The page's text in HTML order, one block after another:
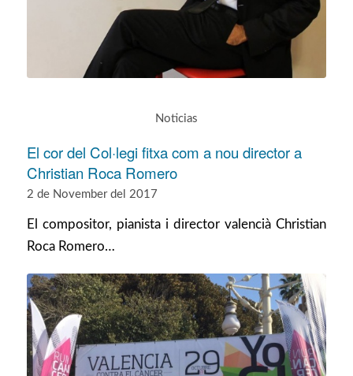
Noticias
El cor del Col·legi fitxa com a nou director a
Christian Roca Romero
2 de November del 2017
El compositor, pianista i director valencià Christian
Roca Romero…